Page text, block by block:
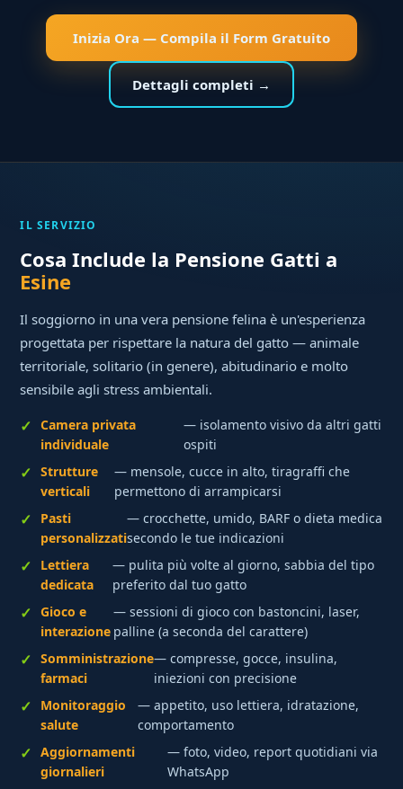
Inizia Ora — Compila il Form Gratuito
Dettagli completi →
IL SERVIZIO
Cosa Include la Pensione Gatti a
Esine
Il soggiorno in una vera pensione felina è un'esperienza
progettata per rispettare la natura del gatto — animale
territoriale, solitario (in genere), abitudinario e molto
sensibile agli stress ambientali.
Camera privata
individuale
— isolamento visivo da altri gatti
ospiti
Strutture
verticali
— mensole, cucce in alto, tiragraffi che
permettono di arrampicarsi
Pasti
personalizzati
— crocchette, umido, BARF o dieta medica
secondo le tue indicazioni
Lettiera
dedicata
— pulita più volte al giorno, sabbia del tipo
preferito dal tuo gatto
Gioco e
interazione
— sessioni di gioco con bastoncini, laser,
palline (a seconda del carattere)
Somministrazione
farmaci
— compresse, gocce, insulina,
iniezioni con precisione
Monitoraggio
salute
— appetito, uso lettiera, idratazione,
comportamento
Aggiornamenti
giornalieri
— foto, video, report quotidiani via
WhatsApp